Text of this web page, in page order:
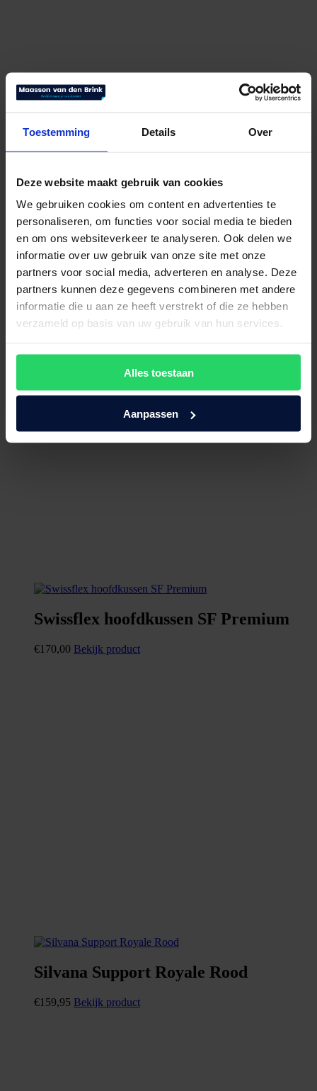
Toestemming Details Over
Deze website maakt gebruik van cookies
We gebruiken cookies om content en advertenties te
personaliseren, om functies voor social media te bieden
en om ons websiteverkeer te analyseren. Ook delen we
informatie over uw gebruik van onze site met onze
partners voor social media, adverteren en analyse. Deze
partners kunnen deze gegevens combineren met andere
informatie die u aan ze heeft verstrekt of die ze hebben
verzameld op basis van uw gebruik van hun services.
Alles toestaan
Aanpassen
Silvana Comfort Oranje
€79,95 Bekijk product
Swissflex hoofdkussen SF Premium
€170,00 Bekijk product
Silvana Support Royale Rood
€159,95 Bekijk product